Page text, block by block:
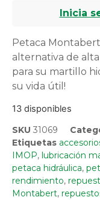
Inicia
Petaca Montabert
alternativa de
para su martillo
su vida útil!
13 disponibles
SKU 31069
Etiquetas
IMOP, lubricación
petaca hidráulica,
rendimiento,
Montabert,